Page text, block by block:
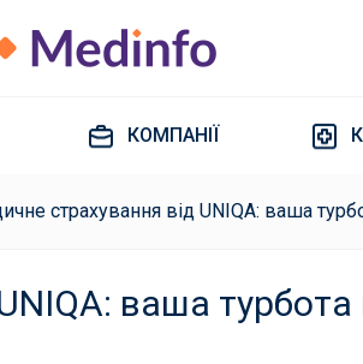
КОМПАНІЇ
страхування від UNIQA: ваша
ваша турбота